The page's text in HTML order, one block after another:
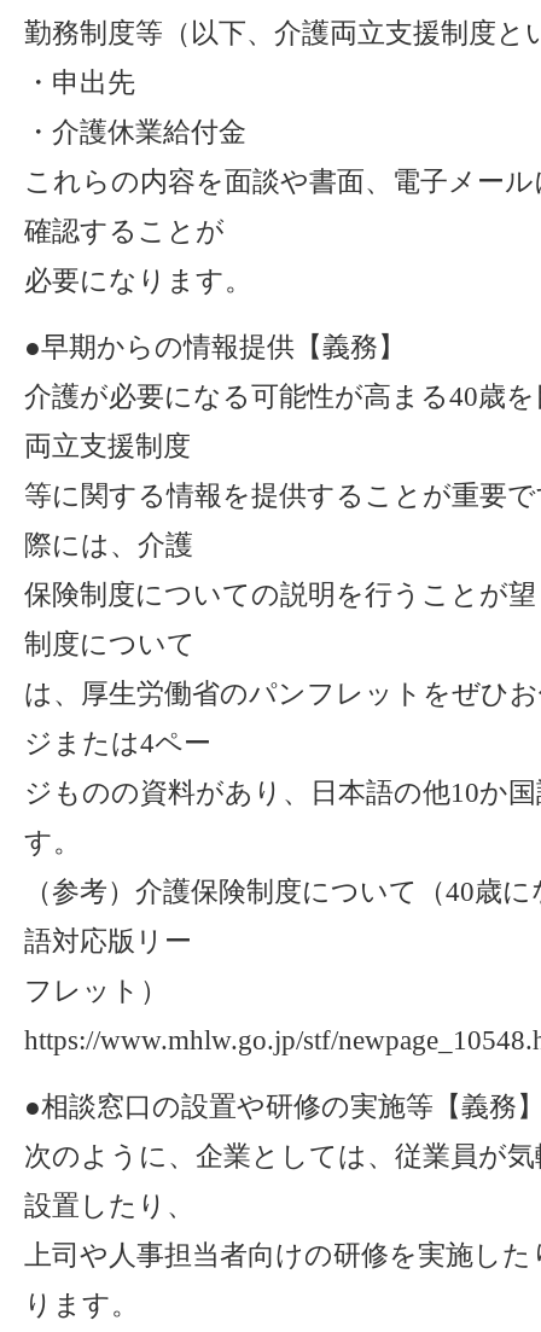
勤務制度等（以下、介護両立支援制度と
・申出先
・介護休業給付金
これらの内容を面談や書面、電子メー
確認することが
必要になります。
●早期からの情報提供【義務】
介護が必要になる可能性が高まる40歳
両立支援制度
等に関する情報を提供することが重要
際には、介護
保険制度についての説明を行うことが
制度について
は、厚生労働省のパンフレットをぜひ
ジまたは4ペー
ジものの資料があり、日本語の他10か
す。
（参考）介護保険制度について（40歳
語対応版リー
フレット）
https://www.mhlw.go.jp/stf/
●相談窓口の設置や研修の実施等【義務
次のように、企業としては、従業員が
設置したり、
上司や人事担当者向けの研修を実施し
ります。